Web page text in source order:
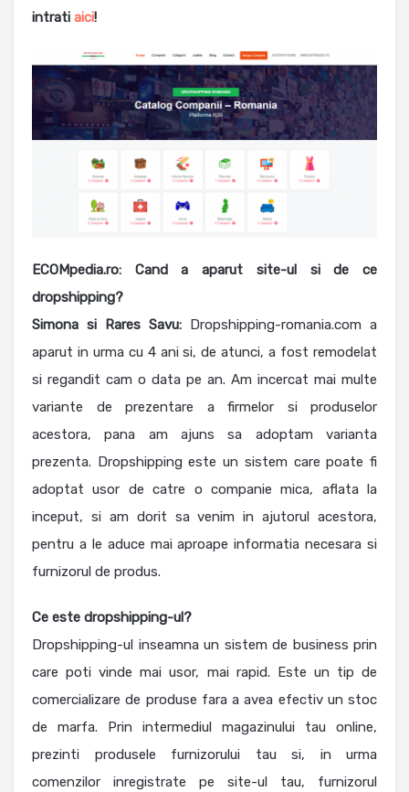
intrati aici!
ECOMpedia.ro: Cand a aparut site-ul si de ce
dropshipping?
Simona si Rares Savu:
Dropshipping-romania.com a
aparut in urma cu 4 ani si, de atunci, a fost remodelat
si regandit cam o data pe an. Am incercat mai multe
variante de prezentare a firmelor si produselor
acestora, pana am ajuns sa adoptam varianta
prezenta. Dropshipping este un sistem care poate fi
adoptat usor de catre o companie mica, aflata la
inceput, si am dorit sa venim in ajutorul acestora,
pentru a le aduce mai aproape informatia necesara si
furnizorul de produs.
Ce este dropshipping-ul?
Dropshipping-ul inseamna un sistem de business prin
care poti vinde mai usor, mai rapid. Este un tip de
comercializare de produse fara a avea efectiv un stoc
de marfa. Prin intermediul magazinului tau online,
prezinti produsele furnizorului tau si, in urma
comenzilor inregistrate pe site-ul tau, furnizorul